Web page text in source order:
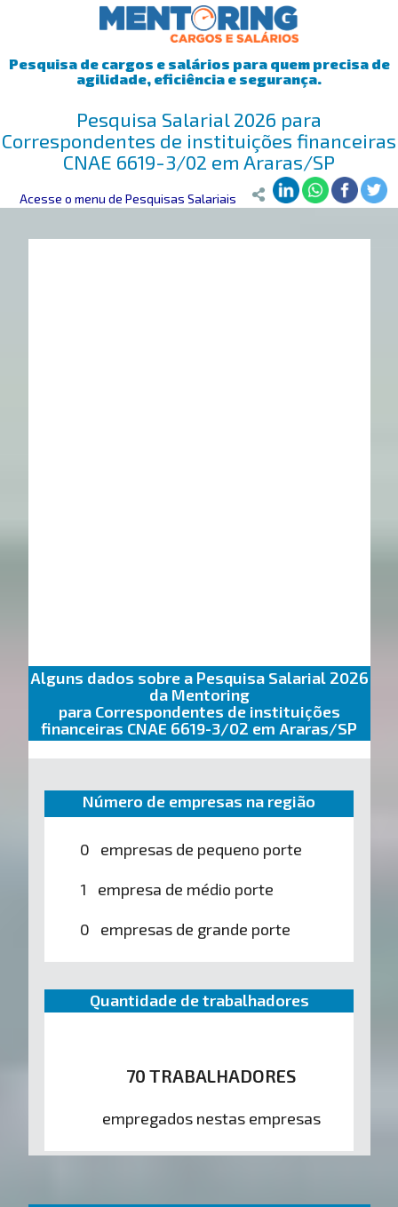
Pesquisa de cargos e salários para quem precisa de
agilidade, eficiência e segurança.
Pesquisa Salarial 2026 para
Correspondentes de instituições financeiras
CNAE 6619-3/02 em Araras/SP
Mentoring>Pesquisa Salarial>Araras/SP> Correspondentes de
Acesse o menu de Pesquisas Salariais
Alguns dados sobre a Pesquisa Salarial 2026
da Mentoring
para Correspondentes de instituições
financeiras CNAE 6619-3/02 em Araras/SP
Número de empresas na região
0 empresas de pequeno porte
1 empresa de médio porte
0 empresas de grande porte
Quantidade de trabalhadores
70 TRABALHADORES
empregados nestas empresas